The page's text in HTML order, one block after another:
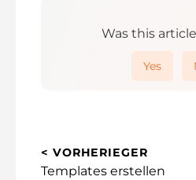
Was this
Yes
< VORHERIEGER
Vorherigen
Templates erstellen